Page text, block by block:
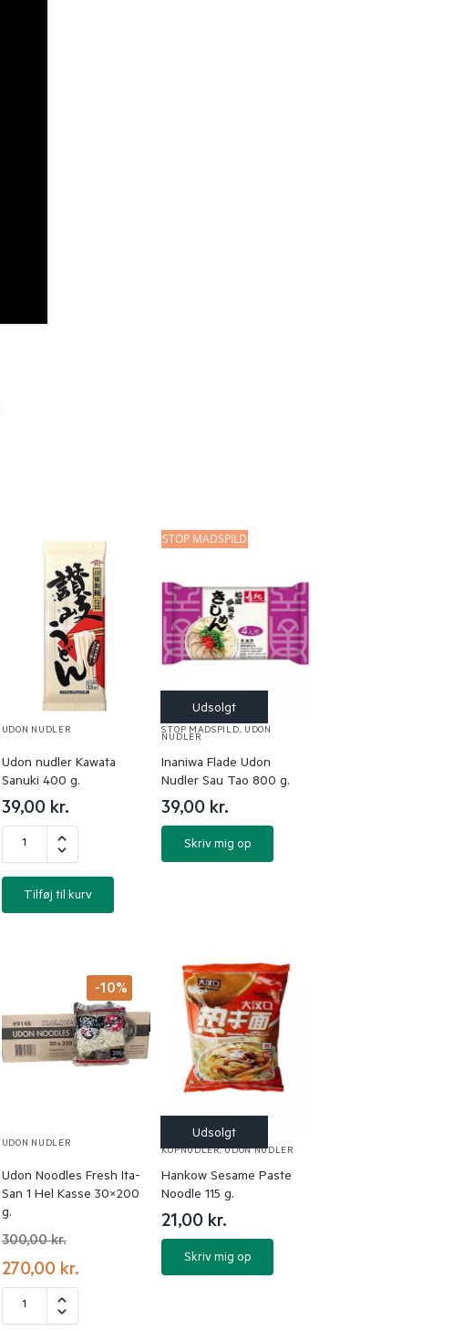
UDON NUDLER
Udon nudler Kawata
Sanuki 400 g.
39,00 kr.
Tilføj til kurv
STOP MADSPILD
STOP MADSPILD, UDON
NUDLER
Inaniwa Flade Udon
Nudler Sau Tao 800 g.
39,00 kr.
Skriv mig op
-10%
UDON NUDLER
Udon Noodles Fresh Ita-
San 1 Hel Kasse 30×200
g.
300,00kr.
270,00 kr.
KOPNUDLER,UDON NUDLER
Hankow Sesame Paste
Noodle 115 g.
21,00 kr.
Skriv mig op